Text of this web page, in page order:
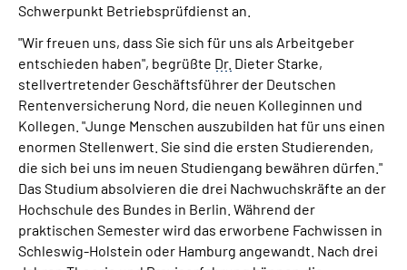
Suche
Mein Kundenportal
Schwerpunkt Betriebsprüfdienst an.
"Wir freuen uns, dass Sie sich für uns als Arbeitgeber
entschieden haben", begrüßte Dr. Dieter Starke,
stellvertretender Geschäftsführer der Deutschen
Rentenversicherung Nord, die neuen Kolleginnen und
Kollegen. "Junge Menschen auszubilden hat für uns einen
enormen Stellenwert. Sie sind die ersten Studierenden,
die sich bei uns im neuen Studiengang bewähren dürfen."
Das Studium absolvieren die drei Nachwuchskräfte an der
Hochschule des Bundes in Berlin. Während der
praktischen Semester wird das erworbene Fachwissen in
Schleswig-Holstein oder Hamburg angewandt. Nach drei